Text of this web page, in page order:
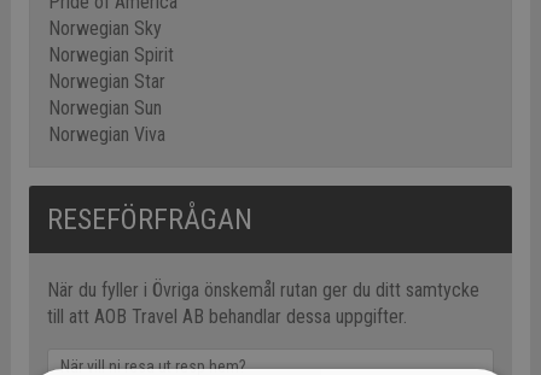
Norwegian Sky
Norwegian Spirit
Norwegian Star
Norwegian Sun
Norwegian Viva
RESEFÖRFRÅGAN
När du fyller i Övriga önskemål rutan ger du ditt samtycke
till att AOB Travel AB behandlar dessa uppgifter.